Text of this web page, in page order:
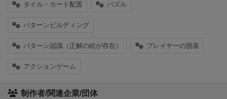
タイル・カード配置 パズル
パターンビルディング
パターン認識（正解の絵が存在） プレイヤーの脱落
アクションゲーム
制作者/関連企業/団体